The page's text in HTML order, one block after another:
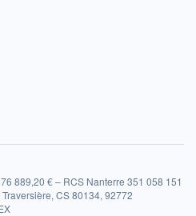
889,20 € – RCS Nanterre 351 058 151
CS 80134, 92772